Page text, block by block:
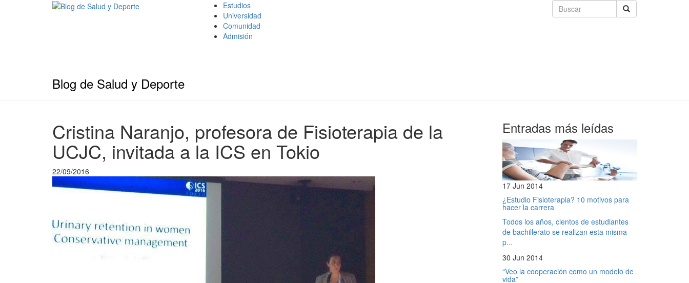
Estudios
Universidad
Comunidad
Admisión
Blog de Salud y Deporte
Cristina Naranjo, profesora de Fisioterapia de la
UCJC, invitada a la ICS en Tokio
22/09/2016
Entradas más leídas
17 Jun 2014
¿Estudio Fisioterapia? 10 motivos para
hacer la carrera
Todos los años, cientos de estudiantes
de bachillerato se realizan esta misma
p...
30 Jun 2014
“Veo la cooperación como un modelo de
vida”